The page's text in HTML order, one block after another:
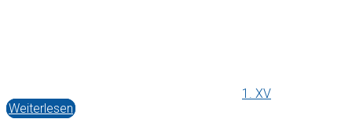
1. XV
Weiterlesen